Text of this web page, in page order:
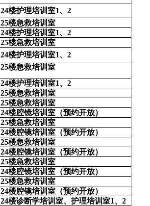
24楼护理培训室1、2
25楼急救培训室
24楼护理培训室1、2
25楼急救培训室
24楼护理培训室1、2
25楼急救培训室
24楼护理培训室1、2
25楼急救培训室
25楼急救培训室
24楼腔镜培训室（预约开放）
25楼急救培训室
24楼腔镜培训室（预约开放）
25楼急救培训室
24楼腔镜培训室（预约开放）
25楼急救培训室
24楼腔镜培训室（预约开放）
25楼急救培训室
24楼腔镜培训室（预约开放）
24楼诊断学培训室、护理培训室1、2